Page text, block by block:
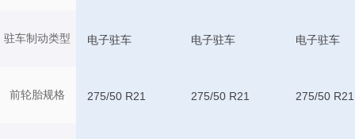
驻车制动类型
前轮胎规格
电子驻车 电子驻车 电子驻车
275/50 R21 275/50 R21 275/50 R21